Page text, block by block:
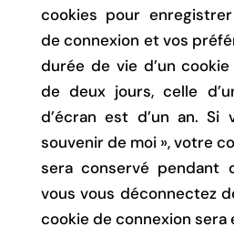
cookies pour
de connexion et vos
durée de vie d’un
de deux jours, celle
d’écran est d’un an. Si
souvenir de moi », votre
sera conservé pendant
vous vous déconnectez
cookie de connexion sera